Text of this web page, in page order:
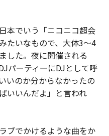
本でいう「ニコニコ超会
たいなもので、大体3〜4
した。夜に開催される
パーティーにDJとして呼
いのか分からなかったの
いいんだよ」と言われ
ブでかけるような曲をか